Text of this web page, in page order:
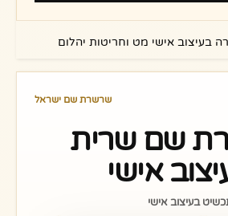
בעיצוב אישי מט וחריטות יהלום
שרשרת שם ישראל
שם שרית
אישי
בעיצוב אישי